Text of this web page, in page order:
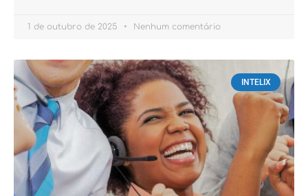
1 de outubro de 2025 Nenhum comentário
INTELIX